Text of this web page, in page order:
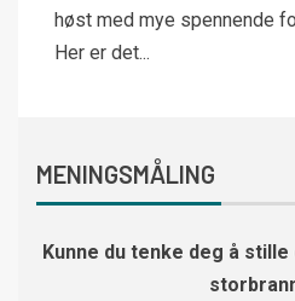
høst med mye spennende
Her er det...
MENINGSMÅLING
Kunne du tenke deg å